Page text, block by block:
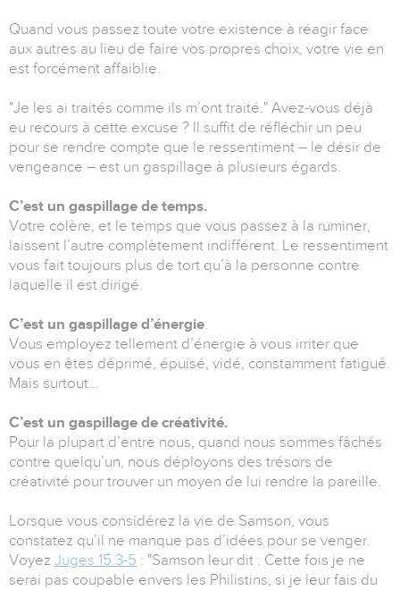
Quand vous passez toute votre existence à réagir face
aux autres au lieu de faire vos propres choix, votre vie en
est forcément affaiblie.
"Je les ai traités comme ils m’ont traité." Avez-vous déjà
eu recours à cette excuse ? Il suffit de réfléchir un peu
pour se rendre compte que le ressentiment – le désir de
vengeance – est un gaspillage à plusieurs égards.
C’est un gaspillage de temps.
Votre colère, et le temps que vous passez à la ruminer,
laissent l’autre complètement indifférent. Le ressentiment
vous fait toujours plus de tort qu’à la personne contre
laquelle il est dirigé.
C’est un gaspillage d’énergie.
Vous employez tellement d’énergie à vous irriter que
vous en êtes déprimé, épuisé, vidé, constamment fatigué.
Mais surtout…
C’est un gaspillage de créativité.
Pour la plupart d’entre nous, quand nous sommes fâchés
contre quelqu’un, nous déployons des trésors de
créativité pour trouver un moyen de lui rendre la pareille.
Lorsque vous considérez la vie de Samson, vous
constatez qu’il ne manque pas d’idées pour se venger.
Voyez Juges 15.3-5 : "Samson leur dit : Cette fois je ne
serai pas coupable envers les Philistins, si je leur fais du